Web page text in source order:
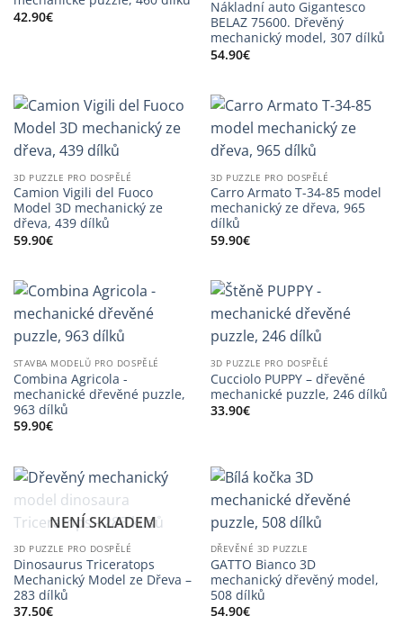
42.90€
Nákladní auto Gigantesco
BELAZ 75600. Dřevěný
mechanický model, 307 dílků
54.90€
3D PUZZLE PRO DOSPĚLÉ
Camion Vigili del Fuoco
Model 3D mechanický ze
dřeva, 439 dílků
59.90€
3D PUZZLE PRO DOSPĚLÉ
Carro Armato T-34-85 model
mechanický ze dřeva, 965
dílků
59.90€
STAVBA MODELŮ PRO DOSPĚLÉ
Combina Agricola -
mechanické dřevěné puzzle,
963 dílků
59.90€
3D PUZZLE PRO DOSPĚLÉ
Cucciolo PUPPY – dřevěné
mechanické puzzle, 246 dílků
33.90€
NENÍ SKLADEM
3D PUZZLE PRO DOSPĚLÉ
Dinosaurus Triceratops
Mechanický Model ze Dřeva –
283 dílků
37.50€
DŘEVĚNÉ 3D PUZZLE
GATTO Bianco 3D
mechanický dřevěný model,
508 dílků
54.90€